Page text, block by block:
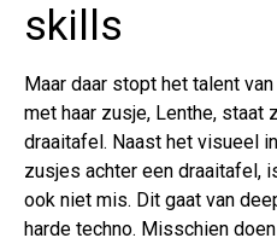
skills
Maar daar stopt het talent
met haar zusje, Lenthe, staat
draaitafel. Naast het visueel
zusjes achter een draaitafel,
ook niet mis. Dit gaat van
harde techno. Misschien